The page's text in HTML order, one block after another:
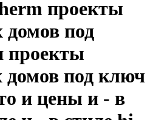
проекты
под
проекты
домов под ключ
и цены и - в